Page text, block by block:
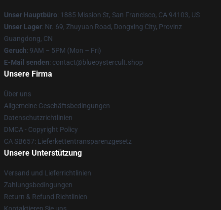
Unser Hauptbüro: 1885 Mission St, San Francisco, CA 94103, US
Unser Lager: Nr. 69, Zhuyuan Road, Dongxing City, Provinz
Guangdong, CN
Geruch: 9AM – 5PM (Mon – Fri)
E-Mail senden: contact@blueoystercult.shop
Unsere Firma
Über uns
Allgemeine Geschäftsbedingungen
Datenschutzrichtlinien
DMCA - Copyright Policy
CA SB657: Lieferkettentransparenzgesetz
Unsere Unterstützung
Versand und Lieferrichtlinien
Zahlungsbedingungen
Return & Refund Richtlinien